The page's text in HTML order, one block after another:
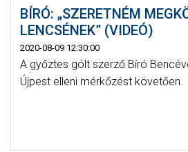
BÍRÓ: „SZERETNÉM
LENCSÉNEK” (VIDEÓ)
2020-08-09 12:30:00
A győztes gólt szerző Bíró
Újpest elleni mérkőzést követően.